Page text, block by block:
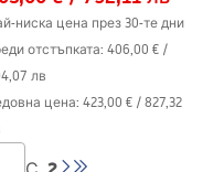
ниска цена през 30-те дни
отстъпката: 406,00 € /
лв
цена: 423,00 € / 827,32